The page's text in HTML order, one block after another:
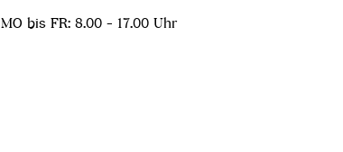
MO bis FR: 8.00 - 17.00 Uhr